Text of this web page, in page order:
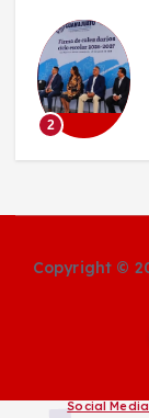
2
Copyright ©
Social